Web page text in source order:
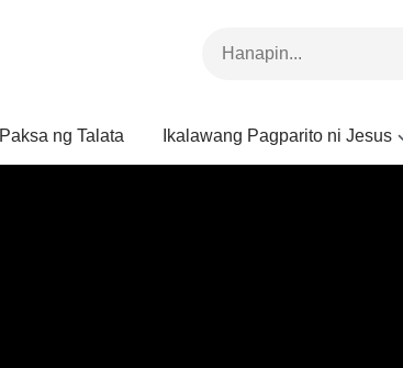
Paksa ng Talata Ikalawang Pagparito ni Jesus